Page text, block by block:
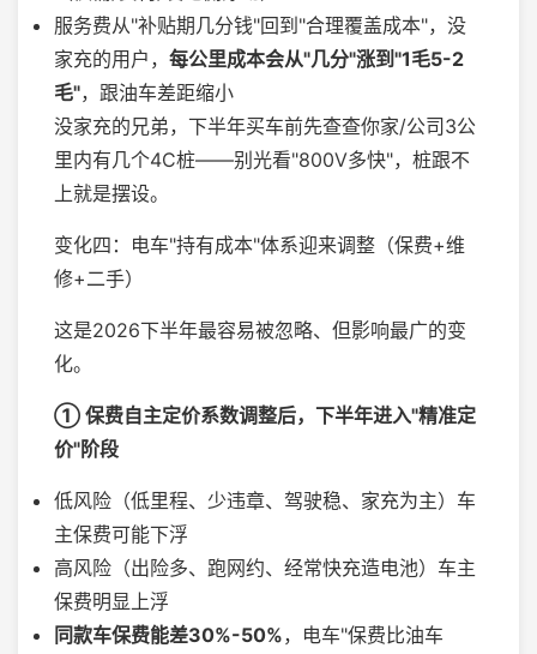
服务费从"补贴期几分钱"回到"合理覆盖成本"，没
家充的用户， 每公里成本会从"几分"涨到"1毛5-2
毛"，跟油车差距缩小
没家充的兄弟，下半年买车前先查查你家/公司3公
里内有几个4C桩——别光看"800V多快"，桩跟不
上就是摆设。
变化四：电车"持有成本"体系迎来调整（保费+维
修+二手）
这是2026下半年最容易被忽略、但影响最广的变
化。
① 保费自主定价系数调整后，下半年进入"精准定
价"阶段
低风险（低里程、少违章、驾驶稳、家充为主）车
主保费可能下浮
高风险（出险多、跑网约、经常快充造电池）车主
保费明显上浮
同款车保费能差30%-50%，电车"保费比油车